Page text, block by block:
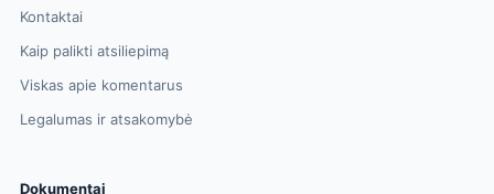
Kontaktai
Kaip palikti atsiliepimą
Viskas apie komentarus
Legalumas ir atsakomybė
Dokumentai